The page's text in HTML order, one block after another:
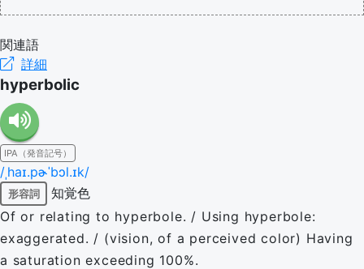
関連語
詳細
hyperbolic
IPA（発音記号）
/ˌhaɪ.pɚˈbɔl.ɪk/
形容詞
知覚色
Of or relating to hyperbole. / Using hyperbole:
exaggerated. / (vision, of a perceived color) Having
a saturation exceeding 100%.